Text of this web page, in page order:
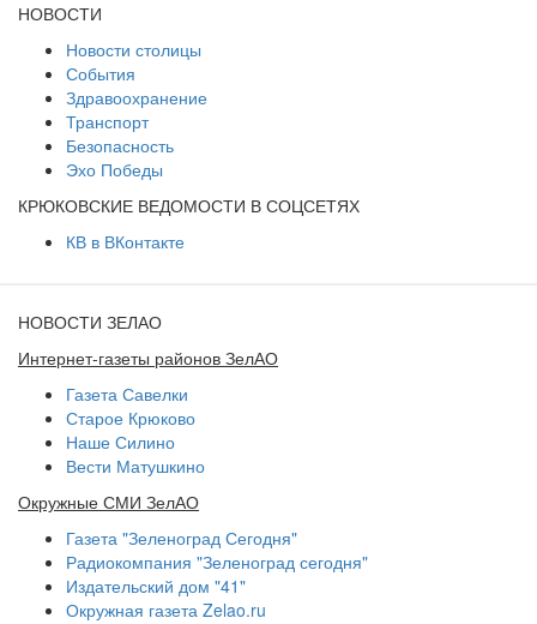
НОВОСТИ
Новости столицы
События
Здравоохранение
Транспорт
Безопасность
Эхо Победы
КРЮКОВСКИЕ ВЕДОМОСТИ В СОЦСЕТЯХ
КВ в ВКонтакте
НОВОСТИ ЗЕЛАО
Интернет-газеты районов ЗелАО
Газета Савелки
Старое Крюково
Наше Силино
Вести Матушкино
Окружные СМИ ЗелАО
Газета "Зеленоград Сегодня"
Радиокомпания "Зеленоград сегодня"
Издательский дом "41"
Окружная газета Zelao.ru